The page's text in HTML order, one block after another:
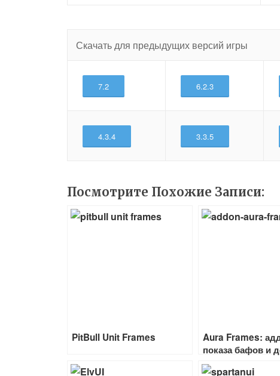
Скачать для предыдущих версий игры
7.2 6.2.3
4.3.4 3.3.5
Посмотрите Похожие Записи:
PitBull Unit Frames
Aura Frames:
показа бафов и
на персонажах